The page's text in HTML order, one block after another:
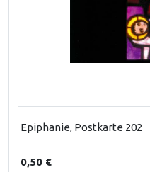
Epiphanie, Postkarte 202
0,50 €